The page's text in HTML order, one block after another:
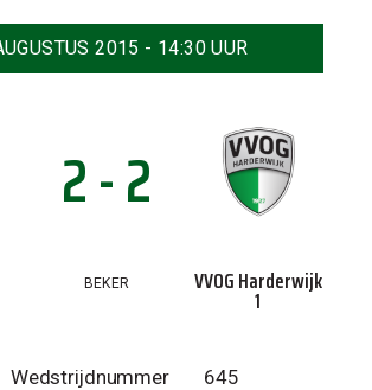
2015 - 14:30 UUR
2 - 2
BEKER VVOG Harderwijk
1
Wedstrijdnummer 645